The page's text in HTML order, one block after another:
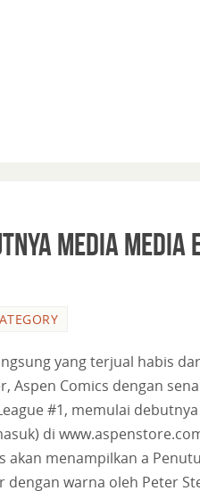
Media
yang terjual habis
Aspen Comics dengan
#1, memulai
di
akan menampilkan a
warna oleh Peter